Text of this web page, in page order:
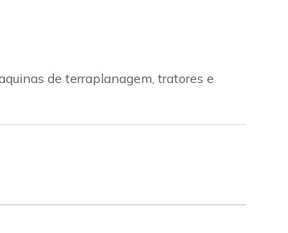
de terraplanagem, tratores e